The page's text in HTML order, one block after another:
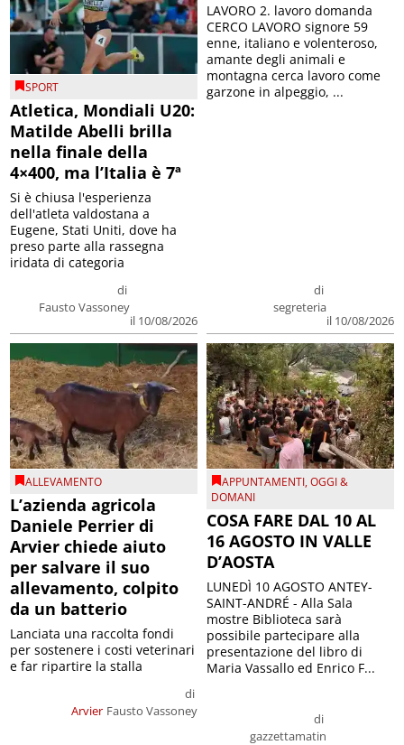
SPORT
Atletica, Mondiali U20:
Matilde Abelli brilla
nella finale della
4×400, ma l’Italia è 7ª
di
Fausto Vassoney
il 10/08/2026
Si è chiusa l'esperienza
dell'atleta valdostana a
Eugene, Stati Uniti, dove ha
preso parte alla rassegna
iridata di categoria
di
segreteria
il 10/08/2026
LAVORO 2. lavoro domanda
CERCO LAVORO signore 59
enne, italiano e volenteroso,
amante degli animali e
montagna cerca lavoro come
garzone in alpeggio, ...
ALLEVAMENTO
L’azienda agricola
Daniele Perrier di
Arvier chiede aiuto
per salvare il suo
allevamento, colpito
da un batterio
Arvier
di
Fausto Vassoney
Lanciata una raccolta fondi
per sostenere i costi veterinari
e far ripartire la stalla
APPUNTAMENTI,OGGI &
DOMANI
COSA FARE DAL 10 AL
16 AGOSTO IN VALLE
D’AOSTA
di
gazzettamatin
LUNEDÌ 10 AGOSTO ANTEY-
SAINT-ANDRÉ - Alla Sala
mostre Biblioteca sarà
possibile partecipare alla
presentazione del libro di
Maria Vassallo ed Enrico F...